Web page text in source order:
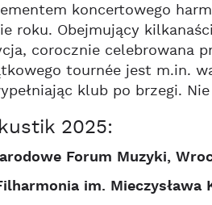
koncertowego
roku. Obejmujący
corocznie celebrowana
tournée jest m.in.
klub po brzegi.
2025:
Forum Muzyki,
im. Mieczysława